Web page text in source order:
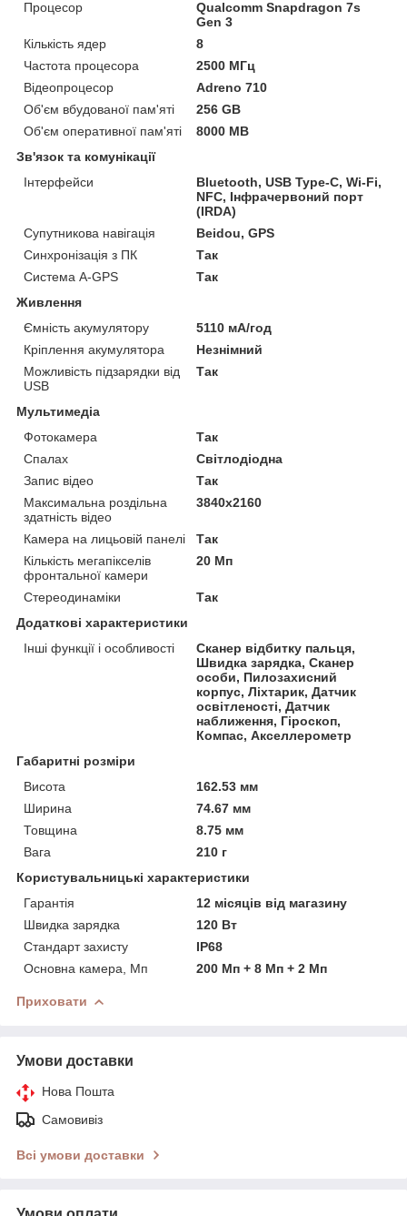
Процесор
Qualcomm Snapdragon 7s
Gen 3
Кількість ядер
8
Частота процесора
2500 МГц
Відеопроцесор
Adreno 710
Об'єм вбудованої пам'яті
256 GB
Об'єм оперативної пам'яті
8000 MB
Зв'язок та комунікації
Інтерфейси
Bluetooth, USB Type-C, Wi-Fi,
NFC, Інфрачервоний порт
(IRDA)
Супутникова навігація
Beidou, GPS
Синхронізація з ПК
Так
Система A-GPS
Так
Живлення
Ємність акумулятору
5110 мА/год
Кріплення акумулятора
Незнімний
Можливість підзарядки від
USB
Так
Мультимедіа
Фотокамера
Так
Спалах
Світлодіодна
Запис відео
Так
Максимальна роздільна
здатність відео
3840x2160
Камера на лицьовій панелі
Так
Кількість мегапікселів
фронтальної камери
20 Мп
Стереодинаміки
Так
Додаткові характеристики
Інші функції і особливості
Сканер відбитку пальця,
Швидка зарядка, Сканер
особи, Пилозахисний
корпус, Ліхтарик, Датчик
освітленості, Датчик
наближення, Гіроскоп,
Компас, Акселлерометр
Габаритні розміри
Висота
162.53 мм
Ширина
74.67 мм
Товщина
8.75 мм
Вага
210 г
Користувальницькі характеристики
Гарантія
12 місяців від магазину
Швидка зарядка
120 Вт
Стандарт захисту
IP68
Основна камера, Мп
200 Мп + 8 Мп + 2 Мп
Приховати
Умови доставки
Нова Пошта
Самовивіз
Всі умови доставки